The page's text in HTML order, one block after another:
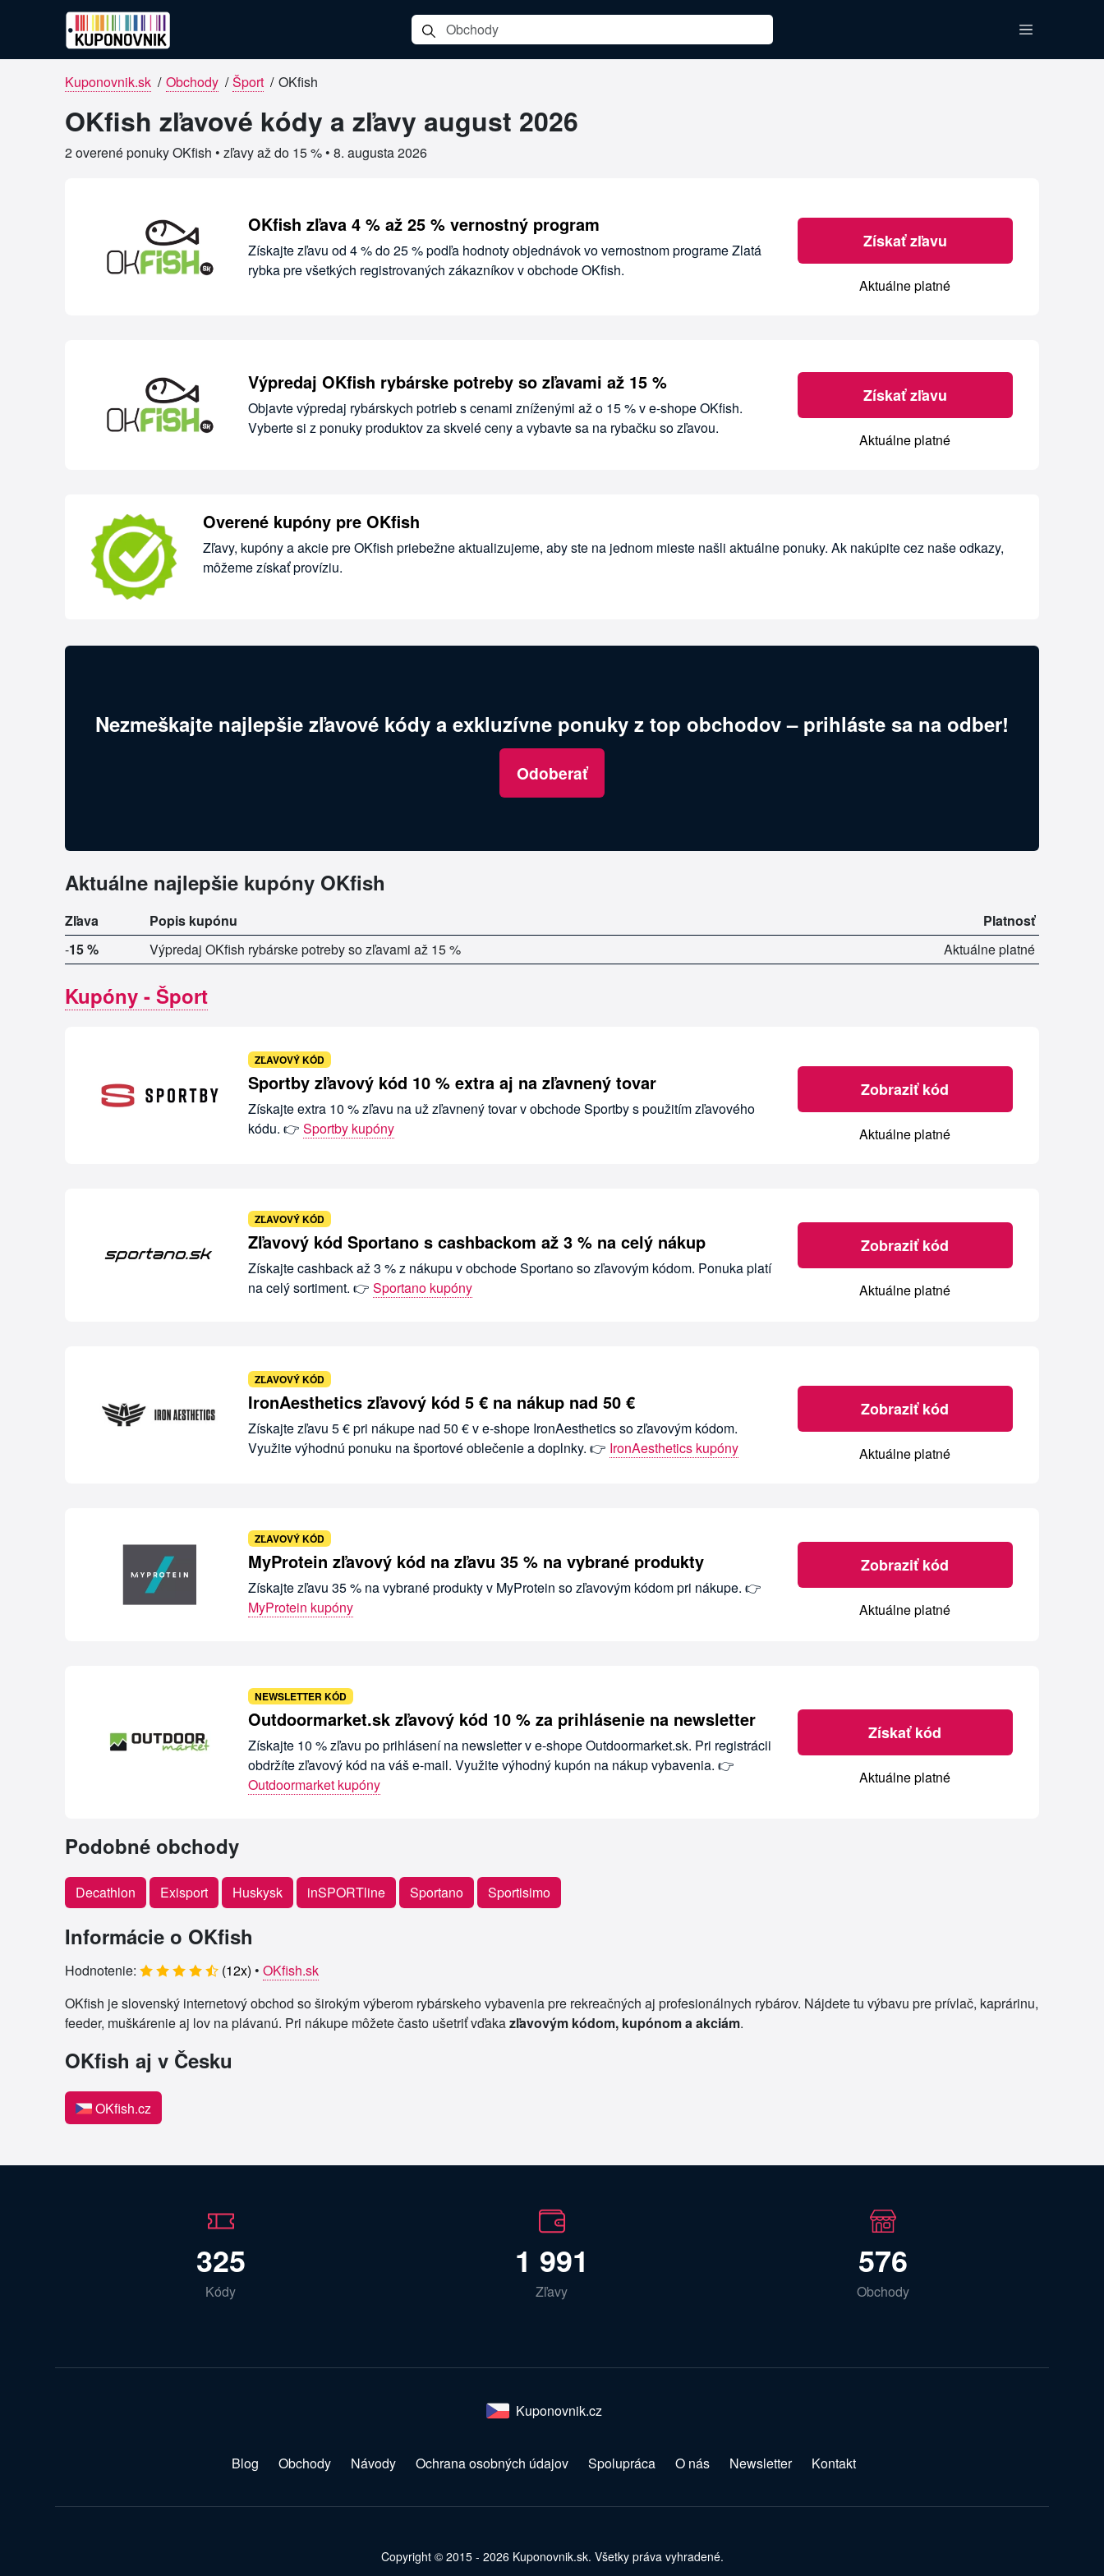
Kuponovnik.sk / Obchody / Šport / OKfish
OKfish zľavové kódy a zľavy august 2026
2 overené ponuky OKfish • zľavy až do 15 % • 8. augusta 2026
Overené kupóny pre OKfish
OKfish zľava 4 % až 25 % vernostný program
Získajte zľavu od 4 % do 25 % podľa hodnoty objednávok vo vernostnom programe Zlatá
rybka pre všetkých registrovaných zákazníkov v obchode OKfish.
Získať zľavu
Aktuálne platné
Výpredaj OKfish rybárske potreby so zľavami až 15 %
Objavte výpredaj rybárskych potrieb s cenami zníženými až o 15 % v e-shope OKfish.
Vyberte si z ponuky produktov za skvelé ceny a vybavte sa na rybačku so zľavou.
Získať zľavu
Aktuálne platné
Overené kupóny pre OKfish
Zľavy, kupóny a akcie pre OKfish priebežne aktualizujeme, aby ste na jednom mieste našli aktuálne ponuky. Ak nakúpite cez naše odkazy,
môžeme získať províziu.
Nezmeškajte najlepšie zľavové kódy a exkluzívne ponuky z top obchodov – prihláste sa na odber!
Odoberať
Aktuálne najlepšie kupóny OKfish
Zľava Popis kupónu
Platnosť
-15 % Výpredaj OKfish rybárske potreby so zľavami až 15 % Aktuálne platné
Kupóny - Šport
ZĽAVOVÝ KÓD
Sportby zľavový kód 10 % extra aj na zľavnený tovar
Získajte extra 10 % zľavu na už zľavnený tovar v obchode Sportby s použitím zľavového
kódu. 👉 Sportby kupóny
Zobraziť kód
Aktuálne platné
ZĽAVOVÝ KÓD
Zľavový kód Sportano s cashbackom až 3 % na celý nákup
Získajte cashback až 3 % z nákupu v obchode Sportano so zľavovým kódom. Ponuka platí
na celý sortiment. 👉 Sportano kupóny
Zobraziť kód
Aktuálne platné
ZĽAVOVÝ KÓD
IronAesthetics zľavový kód 5 € na nákup nad 50 €
Získajte zľavu 5 € pri nákupe nad 50 € v e-shope IronAesthetics so zľavovým kódom.
Využite výhodnú ponuku na športové oblečenie a doplnky. 👉 IronAesthetics kupóny
Zobraziť kód
Aktuálne platné
ZĽAVOVÝ KÓD
MyProtein zľavový kód na zľavu 35 % na vybrané produkty
Získajte zľavu 35 % na vybrané produkty v MyProtein so zľavovým kódom pri nákupe. 👉
MyProtein kupóny
Zobraziť kód
Aktuálne platné
NEWSLETTER KÓD
Outdoormarket.sk zľavový kód 10 % za prihlásenie na newsletter
Získajte 10 % zľavu po prihlásení na newsletter v e-shope Outdoormarket.sk. Pri registrácii
obdržíte zľavový kód na váš e-mail. Využite výhodný kupón na nákup vybavenia. 👉
Outdoormarket kupóny
Získať kód
Aktuálne platné
Podobné obchody
Decathlon Exisport Huskysk inSPORTline Sportano Sportisimo
Informácie o OKfish
Hodnotenie: (12x) • OKfish.sk
OKfish je slovenský internetový obchod so širokým výberom rybárskeho vybavenia pre rekreačných aj profesionálnych rybárov. Nájdete tu výbavu pre prívlač, kaprárinu,
feeder, muškárenie aj lov na plávanú. Pri nákupe môžete často ušetriť vďakazľavovým kódom, kupónom a akciám.
OKfish aj v Česku
OKfish.cz
325
Kódy
1 991
Zľavy
576
Obchody
Kuponovnik.cz
Blog Obchody Návody Ochrana osobných údajov Spolupráca O nás Newsletter Kontakt
Copyright © 2015 - 2026 Kuponovnik.sk. Všetky práva vyhradené.